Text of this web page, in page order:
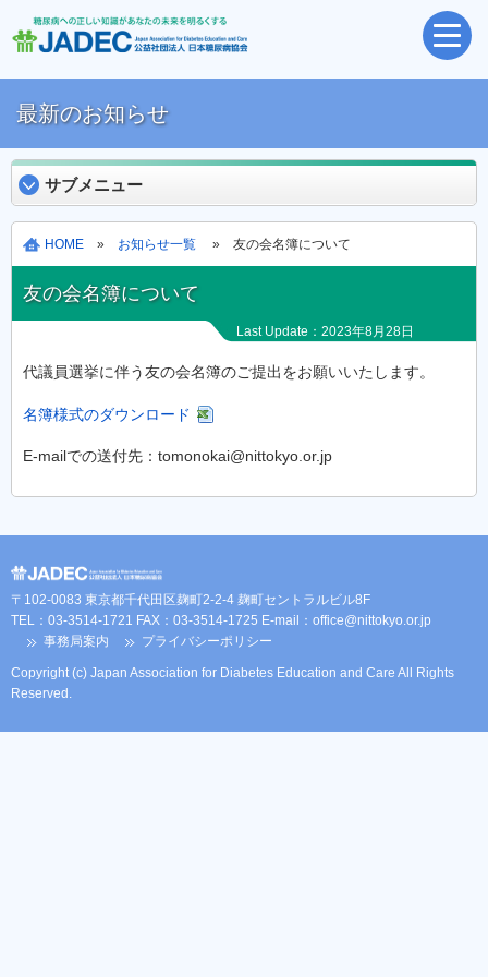
最新のお知らせ
サブメニュー
HOME » お知らせ一覧 » 友の会名簿について
友の会名簿について
Last Update：2023年8月28日
代議員選挙に伴う友の会名簿のご提出をお願いいたします。
名簿様式のダウンロード
E-mailでの送付先：tomonokai@nittokyo.or.jp
〒102-0083 東京都千代田区麹町2-2-4 麹町セントラルビル8F
TEL：03-3514-1721 FAX：03-3514-1725 E-mail： office@nittokyo.or.jp
事務局案内
プライバシーポリシー
Copyright (c) Japan Association for Diabetes Education and Care All Rights
Reserved.